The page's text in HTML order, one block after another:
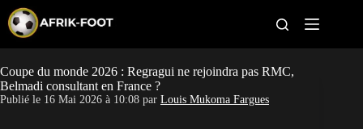
p
o
c
o
CAN féminine
Coupe du monde 2026 : Regragui ne rejoindra pas RMC,
Belmadi consultant en France ?
Publié le 16 Mai 2026 à 10:08 par Louis Mukoma Fargues